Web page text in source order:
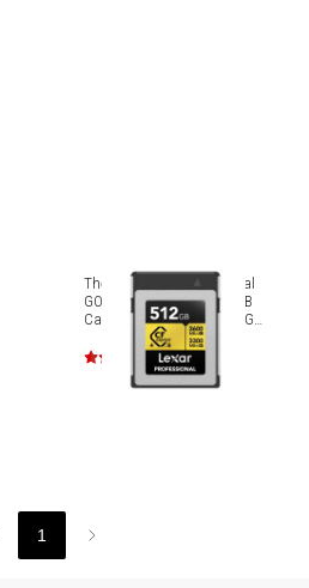
Thẻ nhớ Lexar Professional
GOLD CFexpress 4.0 Type B
Card 512GB [LCXEXP4512G-
1